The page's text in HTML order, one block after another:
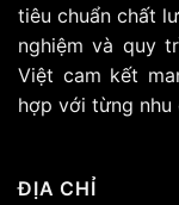
tiêu chuẩn chất
nghiệm và quy
Việt cam kết
hợp với từng nhu
ĐỊA CHỈ